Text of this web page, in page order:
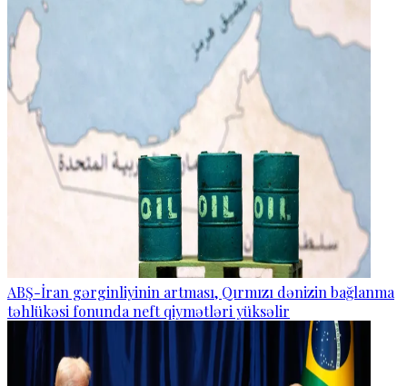
ABŞ-İran gərginliyinin artması, Qırmızı dənizin bağlanma
təhlükəsi fonunda neft qiymətləri yüksəlir